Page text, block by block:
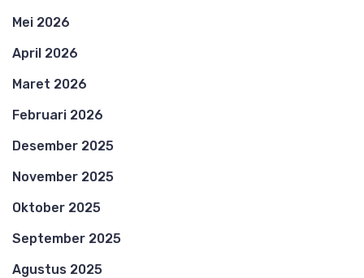
Mei 2026
April 2026
Maret 2026
Februari 2026
Desember 2025
November 2025
Oktober 2025
September 2025
Agustus 2025